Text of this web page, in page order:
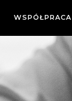
WSPÓŁPRACA